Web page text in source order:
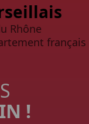
Rhône
français
!